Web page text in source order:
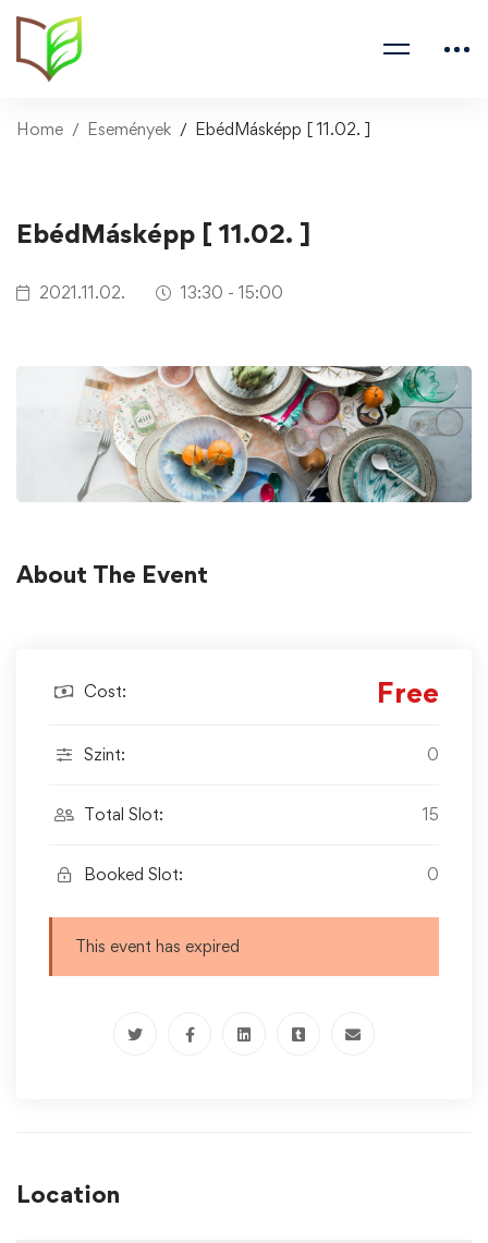
Home Események EbédMásképp [ 11.02. ]
EbédMásképp [ 11.02. ]
2021.11.02. 13:30 - 15:00
About The Event
Cost: Free
Szint: 0
Total Slot: 15
Booked Slot: 0
This event has expired
Location